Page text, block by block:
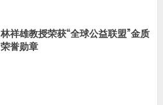
林祥雄教授荣获“全球公益联盟”金质
荣誉勋章